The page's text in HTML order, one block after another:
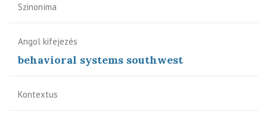
Szinoníma
Angol kifejezés
behavioral systems southwest
Kontextus